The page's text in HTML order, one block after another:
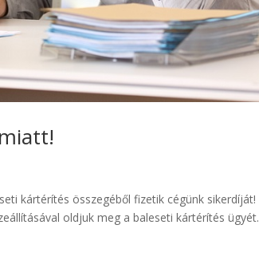
kártérítés összegéből fizetik cégünk sikerdíját!
oldjuk meg a baleseti kártérítés ügyét.